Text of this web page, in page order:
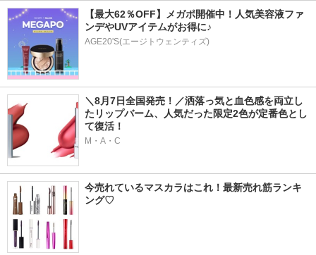
【最大62％OFF】メガポ開催中！人気美容液ファ
ンデやUVアイテムがお得に♪
AGE20'S(エージトウェンティズ)
＼8月7日全国発売！／洒落っ気と血色感を両立し
たリップバーム、人気だった限定2色が定番色とし
て復活！
M・A・C
今売れているマスカラはこれ！最新売れ筋ランキ
ング♡